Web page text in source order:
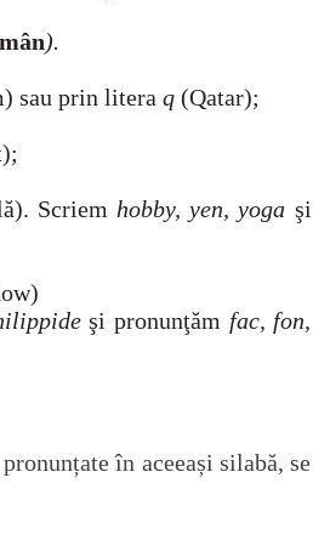
).
sau prin litera q (Qatar);
Scriem hobby, yen, yoga şi
şi pronunţăm fac, fon,
în aceeași silabă, se